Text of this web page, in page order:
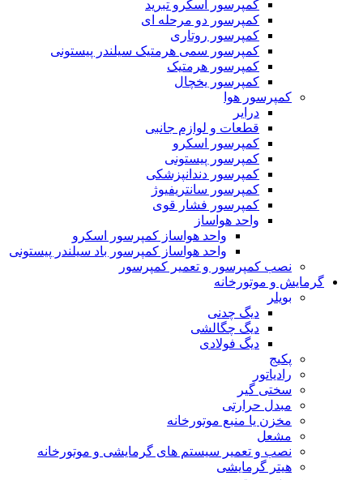
کمپرسور اسکرو تبرید
کمپرسور دو مرحله ای
کمپرسور روتاری
کمپرسور سمی هرمتیک سیلندر پیستونی
کمپرسور هرمتیک
کمپرسور یخچال
کمپرسور هوا
درایر
قطعات و لوازم جانبی
کمپرسور اسکرو
کمپرسور پیستونی
کمپرسور دندانپزشکی
کمپرسور سانتریفیوژ
کمپرسور فشار قوی
واحد هواساز
واحد هواساز کمپرسور اسکرو
واحد هواساز کمپرسور باد سیلندر پیستونی
نصب کمپرسور و تعمیر کمپرسور
گرمایش و موتورخانه
بویلر
دیگ چدنی
دیگ چگالشی
دیگ فولادی
پکیج
رادیاتور
سختی گیر
مبدل حرارتی
مخزن یا منبع موتورخانه
مشعل
نصب و تعمیر سیستم های گرمایشی و موتورخانه
هیتر گرمایشی